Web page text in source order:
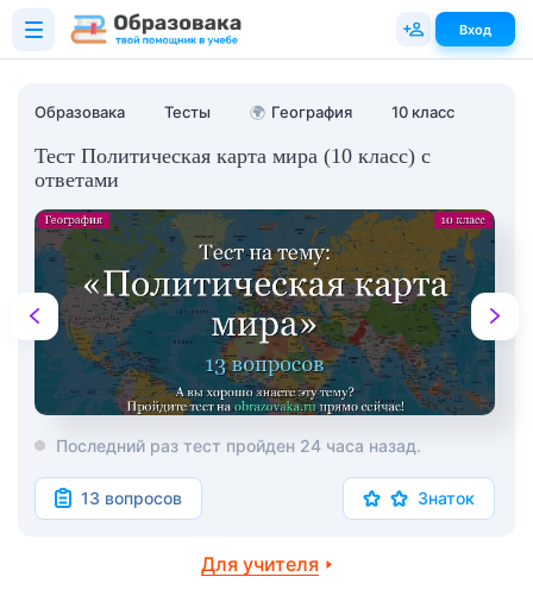
Образовака Тесты 🌍 География 10 класс
Тест Политическая карта мира (10 класс) с
ответами
Последний раз тест пройден 24 часа назад.
13 вопросов Знаток
Для учителя
Вход